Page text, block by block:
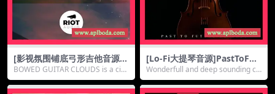
[影视氛围铺底弓形吉他音源]R
iot Audio Bowed Guitar Clo
uds [KONTAKT]（837Mb）
BOWED GUITAR CLOUDS is a cin
ematic morph...
[Lo-Fi大提琴音源]PastToFut
ureReverbs Lo-Fi Cello For
Kontakt! [KONTAKT]（105
Mb）
Wonderfull and deep sounding ce
llo with ...